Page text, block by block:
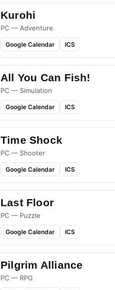
Kurohi
PC — Adventure
Google Calendar ICS
All You Can Fish!
PC — Simulation
Google Calendar ICS
Time Shock
PC — Shooter
Google Calendar ICS
Last Floor
PC — Puzzle
Google Calendar ICS
Pilgrim Alliance
PC — RPG